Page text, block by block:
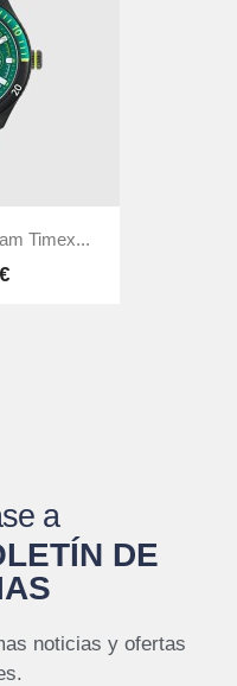
Timex...
a
DE
noticias y ofertas